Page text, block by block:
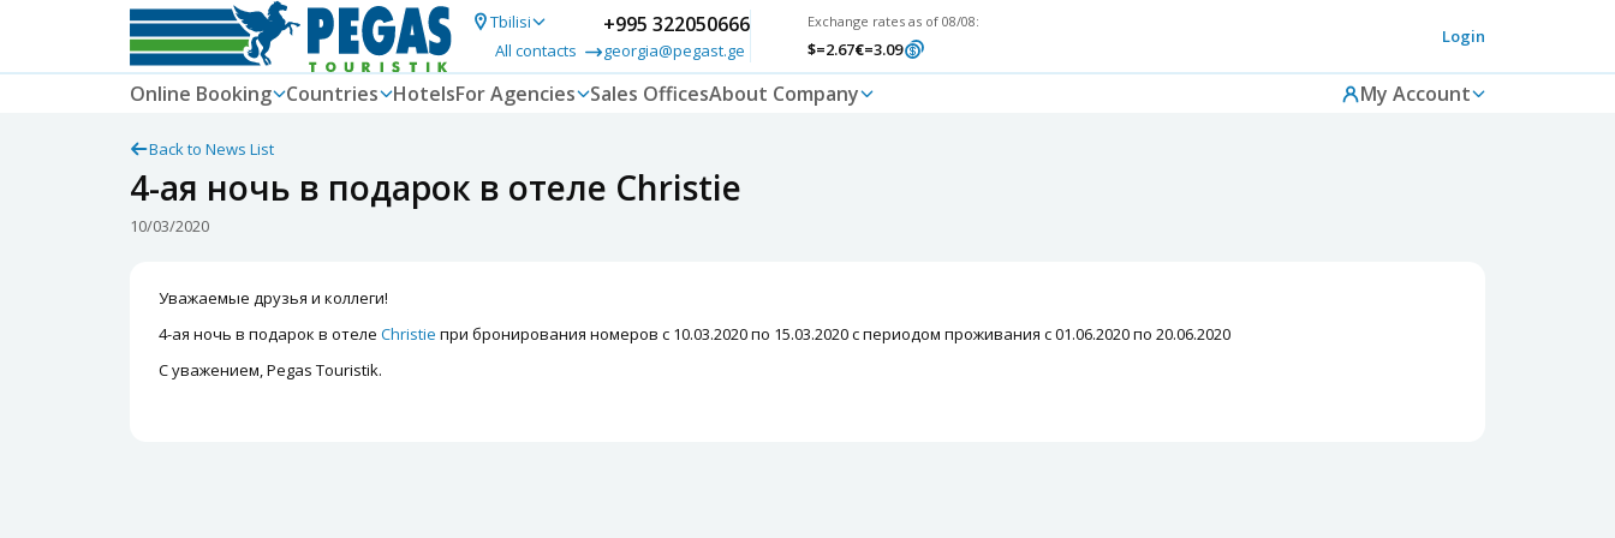
Tbilisi
All contacts
+995 322050666
georgia@pegast.ge
Exchange rates as of 08/08:
$=2.67€=3.09
Login
Online Booking Countries HotelsFor Agencies Sales OfficesAbout Company My Account
Back to News List
4-ая ночь в подарок в отеле Christie
10/03/2020
Уважаемые друзья и коллеги!
4-ая ночь в подарок в отеле Christie при бронирования номеров с 10.03.2020 по 15.03.2020 с периодом проживания с 01.06.2020 по 20.06.2020
С уважением, Pegas Touristik.